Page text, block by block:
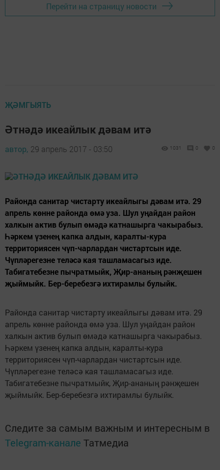
Перейти на страницу новости
ҖӘМГЫЯТЬ
Әтнәдә икеайлык дәвам итә
автор, 29 апрель 2017 - 03:50 1031 0 0
Районда санитар чистарту икеайлыгы дәвам итә. 29
апрель көнне районда өмә уза. Шул уңайдан район
халкын актив булып өмәдә катнашырга чакырабыз.
Һәркем үзенең капка алдын, каралты-кура
территориясен чүп-чарлардан чистартсын иде.
Чүпләрегезне теләсә кая ташламасагыз иде.
Табигатебезне пычратмыйк, Җир-ананың рәнҗешен
җыймыйк. Бер-беребезгә ихтирамлы булыйк.
Районда санитар чистарту икеайлыгы дәвам итә. 29
апрель көнне районда өмә уза. Шул уңайдан район
халкын актив булып өмәдә катнашырга чакырабыз.
Һәркем үзенең капка алдын, каралты-кура
территориясен чүп-чарлардан чистартсын иде.
Чүпләрегезне теләсә кая ташламасагыз иде.
Табигатебезне пычратмыйк, Җир-ананың рәнҗешен
җыймыйк. Бер-беребезгә ихтирамлы булыйк.
Следите за самым важным и интересным в
Telegram-канале Татмедиа